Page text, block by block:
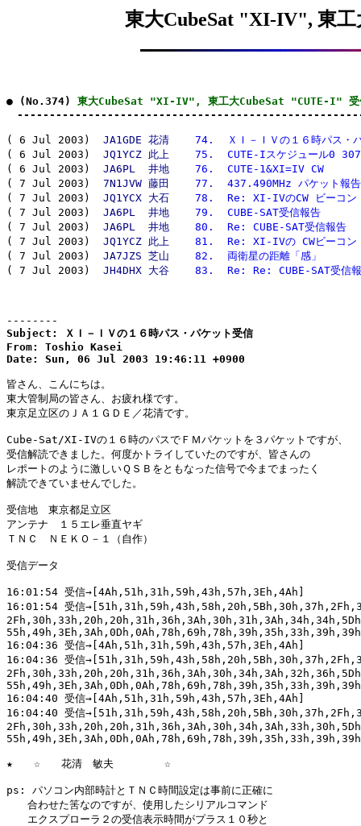
東大CubeSat "XI-IV", 東
● (No.374) 東大CubeSat "XI-IV", 東工大CubeSat "CUTE-I" 受
( 6 Jul 2003) JA1GDE 花清
74.  ＸＩ－ＩＶの１６時パス・
( 6 Jul 2003) JQ1YCZ 此上
75.  CUTE-Iスケジュール0
( 6 Jul 2003) JA6PL  井地
76.  CUTE-1&XI=IV CW
( 7 Jul 2003) 7N1JVW 藤田
77.  437.490MHz パケット報
( 7 Jul 2003) JQ1YCX 大石
78.  Re: XI-IVのCW ビーコン
( 7 Jul 2003) JA6PL  井地
79.  CUBE-SAT受信報告
( 7 Jul 2003) JA6PL  井地
80.  Re: CUBE-SAT受信報告
( 7 Jul 2003) JQ1YCZ 此上
81.  Re: XI-IVの CWビーコン
( 7 Jul 2003) JA7JZS 芝山
82.  両衛星の距離「感」
( 7 Jul 2003) JH4DHX 大谷 83.  Re: Re: CUBE-SAT受信
--------
Subject: ＸＩ－ＩＶの１６時パス・パケット受信
From: Toshio Kasei
Date: Sun, 06 Jul 2003 19:46:11 +0900
皆さん、こんにちは。
東大管制局の皆さん、お疲れ様です。
東京足立区のＪＡ１ＧＤＥ／花清です。
Cube-Sat/XI-IVの１６時のパスでＦＭパケットを３パケットですが、
受信解読できました。何度かトライしていたのですが、皆さんの
レポートのように激しいＱＳＢをともなった信号で今までまったく
解読できていませんでした。
受信地　東京都足立区
アンテナ　１５エレ垂直ヤギ
ＴＮＣ　ＮＥＫＯ－１（自作）
受信データ
16:01:54 受信→[4Ah,51h,31h,59h,43h,57h,3Eh,4Ah]
16:01:54 受信
16:04:36 受信→[4Ah,51h,31h,59h,43h,57h,3Eh,4Ah]
16:04:36 受信
16:04:40 受信→[4Ah,51h,31h,59h,43h,57h,3Eh,4Ah]
16:04:40 受信
★　　☆　　花清　敏夫　　　   ☆
ps: パソコン内部時計とＴＮＣ時間設定は事前に正確に
合わせた筈なのですが、使用したシリアルコマンド
エクスプローラ２の受信表示時間がプラス１０秒と